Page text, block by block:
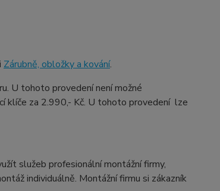
Zárubně, obložky a kování.
U tohoto provedení není možné
klíče za 2.990,- Kč. U tohoto provedení lze
služeb profesionální montážní firmy,
individuálně. Montážní firmu si zákazník